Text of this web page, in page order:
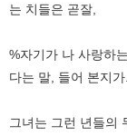
는 치들은 곧잘,
%자기가 나 사랑하
다는 말, 들어 본지
그녀는 그런 년들의